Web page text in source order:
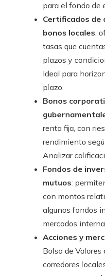
para el fondo de
Certificados de
bonos locales:
tasas que
plazos y
Ideal para
plazo.
Bonos
renta fija, con
rendimiento
Analizar
Fondos de
mutuos:
con montos
algunos fondos
mercados
Acciones y
Bolsa de Valores
corredores